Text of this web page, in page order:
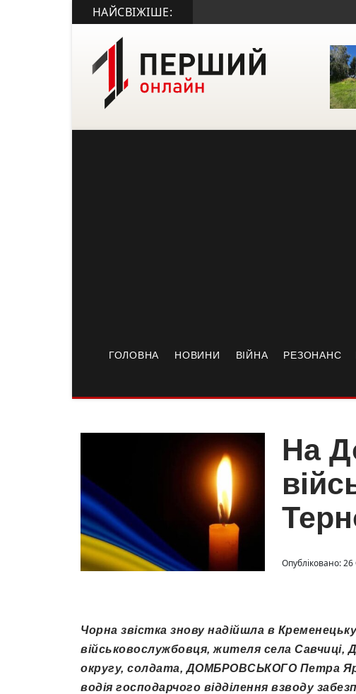
НАЙСВІЖІШЕ:
ГОЛОВНА НОВИНИ ВІЙНА РЕЗОНАНС
На
Опубліковано:
Чорна звістка знову надійшла в
військовослужбовця, жителя села Савчиці,
округу, солдата, ДОМБРОВСЬКОГО Петра
водія господарчого відділення взводу